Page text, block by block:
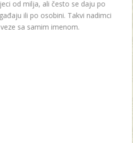
od milja, ali često se daju po
ili po osobini. Takvi nadimci
sa samim imenom.